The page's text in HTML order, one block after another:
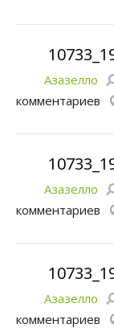
Азазелло
комментариев
Азазелло
комментариев
Азазелло
комментариев